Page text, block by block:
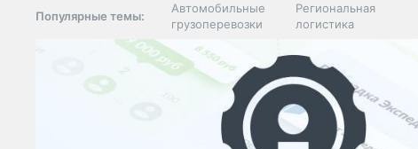
Популярные темы:
Автомобильные
грузоперевозки
Региональная
логистика
Таможня и ВЭД
грузовые
терминалы